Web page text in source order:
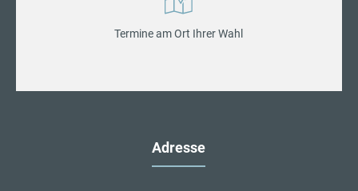
Termine am Ort Ihrer Wahl
Adresse